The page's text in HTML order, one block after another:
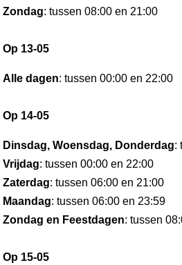
Zondag: tussen 08:00 en 21:00
Op 13-05
Alle dagen: tussen 00:00 en 22:00
Op 14-05
Dinsdag, Woensdag, Donderdag:
Vrijdag: tussen 00:00 en 22:00
Zaterdag: tussen 06:00 en 21:00
Maandag: tussen 06:00 en 23:59
Zondag en Feestdagen: tussen
Op 15-05